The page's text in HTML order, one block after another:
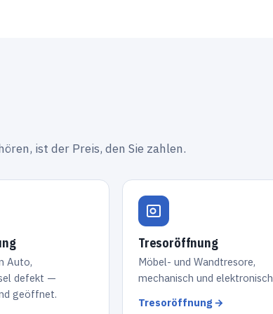
ist der Preis, den Sie zahlen.
Auto,
defekt —
geöffnet.
Tresoröffnung
Möbel- und Wandtresore,
mechanisch und
Tresoröffnung →